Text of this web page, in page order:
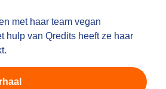
met haar team vegan
hulp van Qredits heeft ze haar